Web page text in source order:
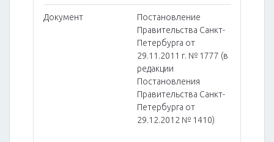
Документ
Постановление
Правительства Санкт-
Петербурга от
29.11.2011 г. № 1777 (в
редакции
Постановления
Правительства Санкт-
Петербурга от
29.12.2012 № 1410)